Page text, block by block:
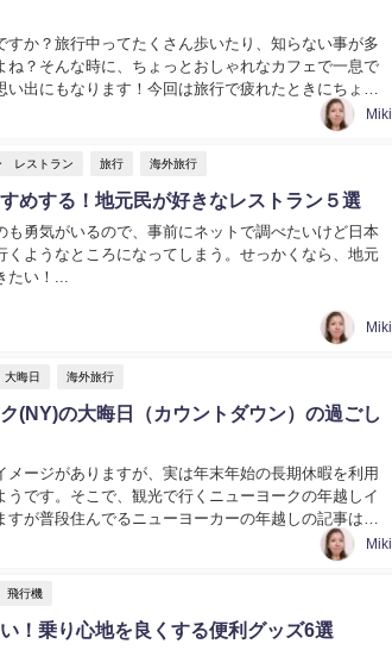
か？旅行中ってたくさん歩いたり、知らない事が多
ね？そんな時に、ちょっとおしゃれなカフェで一息で
出にもなります！今回は旅行で疲れたときにちょっ
ます！...
Miki
レストラン 旅行 海外旅行
めする！地元民が好きなレストラン５選
勇気がいるので、事前にネットで調べたいけど日本
ようなところになってしまう。せっかくなら、地元
い！...
Miki
大晦日 海外旅行
(NY)の大晦日（カウントダウン）の過ごし
ージがありますが、実は年末年始の長期休暇を利用
です。そこで、観光で行くニューヨークの年越しイ
が普段住んでるニューヨーカーの年越しの記事はあ
Ｙ）大晦日（カウントダ...
Miki
飛行機
！乗り心地を良くする便利グッズ6選